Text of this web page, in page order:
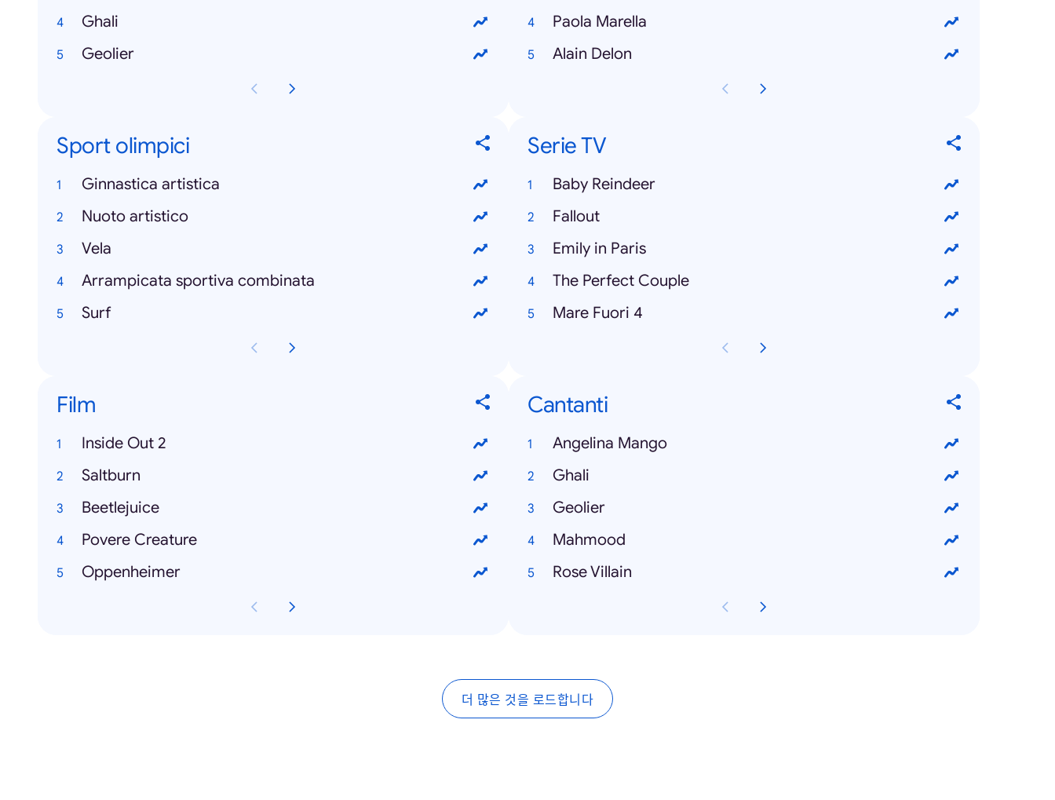
Ghali
Geolier
Paola Marella
Alain Delon
Sport olimpici
Ginnastica artistica
Nuoto artistico
Vela
Arrampicata sportiva combinata
Surf
Serie TV
Baby Reindeer
Fallout
Emily in Paris
The Perfect Couple
Mare Fuori 4
Film
Inside Out 2
Saltburn
Beetlejuice
Povere Creature
Oppenheimer
Cantanti
Angelina Mango
Ghali
Geolier
Mahmood
Rose Villain
더 많은 것을 로드합니다